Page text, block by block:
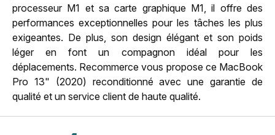
processeur M1 et sa carte graphique M1, il offre des
performances exceptionnelles pour les tâches les plus
exigeantes. De plus, son design élégant et son poids
léger en font un compagnon idéal pour les
déplacements. Recommerce vous propose ce MacBook
Pro 13" (2020) reconditionné avec une garantie de
qualité et un service client de haute qualité.